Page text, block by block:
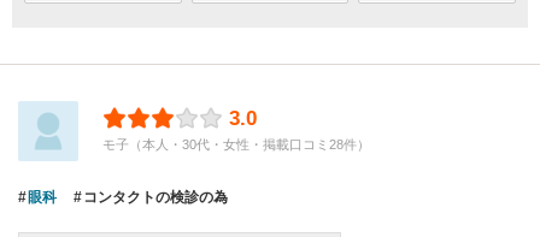
3.0
モ子（本人・30代・女性・掲載口コミ28件）
眼科 コンタクトの検診の為